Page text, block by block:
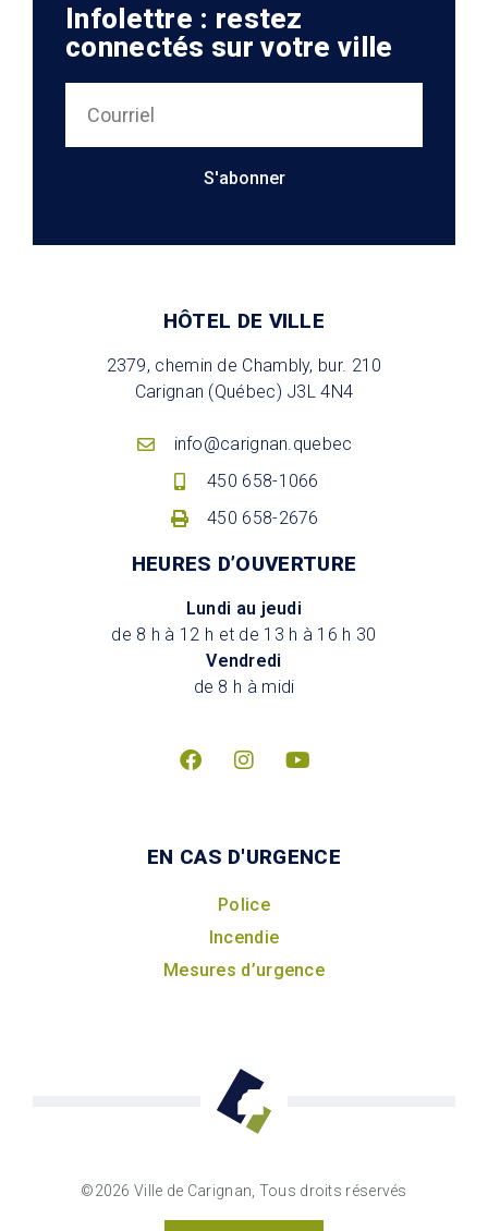
Infolettre : restez
connectés sur votre ville
S'abonner
HÔTEL DE VILLE
2379, chemin de Chambly, bur. 210
Carignan (Québec) J3L 4N4
info@carignan.quebec
450 658-1066
450 658-2676
HEURES D’OUVERTURE
Lundi au jeudi
de 8 h à 12 h et de 13 h à 16 h 30
Vendredi
de 8 h à midi
EN CAS D'URGENCE
Police
Incendie
Mesures d’urgence
©2026 Ville de Carignan, Tous droits réservés